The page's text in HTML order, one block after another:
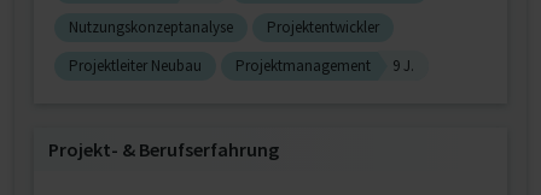
Nutzungskonzeptanalyse
Projektentwickler
Projektleiter Neubau
Projektmanagement 9 J.
Projekt‐ & Berufserfahrung